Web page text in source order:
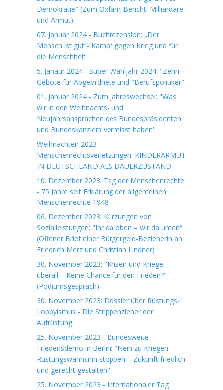
Demokratie" (Zum Oxfam-Bericht: Milliardäre
und Armut)
07. Januar 2024 - Buchrezension: „Der
Mensch ist gut“- Kampf gegen Krieg und für
die Menschheit
5. Janaur 2024 - Super-Wahljahr 2024: "Zehn
Gebote für Abgeordnete und "Berufspolitiker"
01. Januar 2024 - Zum Jahreswechsel: "Was
wir in den Weihnachts- und
Neujahrsansprachen des Bundespräsidenten
und Bundeskanzlers vermisst haben"
Weihnachten 2023 -
Menschenrechtsverletzungen: KINDERARMUT
IN DEUTSCHLAND ALS DAUERZUSTAND
10. Dezember 2023: Tag der Menschenrechte
- 75 Jahre seit Erklärung der allgemeinen
Menschenrechte 1948
06. Dezember 2023: Kürzungen von
Sozialleistungen: "Ihr da oben – wir da unten“
(Offener Brief einer Bürgergeld-Bezieherin an
Friedrich Merz und Christian Lindner)
30. November 2023: "Krisen und Kriege
überall – Keine Chance für den Frieden?"
(Podiumsgespräch)
30. November 2023: Dossier über Rüstungs-
Lobbyismus - Die Strippenzieher der
Aufrüstung
25. November 2023 - Bundesweite
Friedensdemo in Berlin: "Nein zu Kriegen –
Rüstungswahnsinn stoppen – Zukunft friedlich
und gerecht gestalten"
25. November 2023 - Internationaler Tag